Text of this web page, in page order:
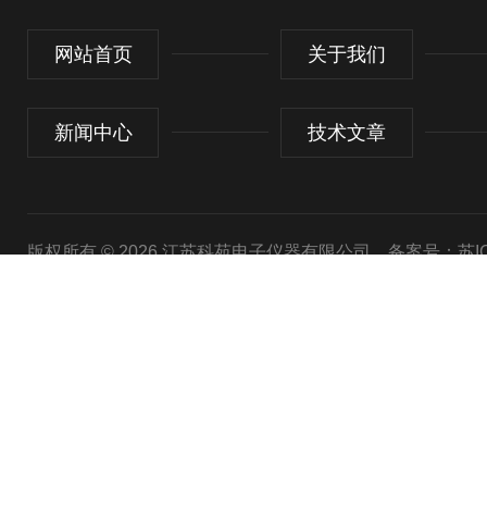
网站首页 关于我们
新闻中心 技术文章
版权所有 © 2026 江苏科苑电子仪器有限公司 备案号：苏